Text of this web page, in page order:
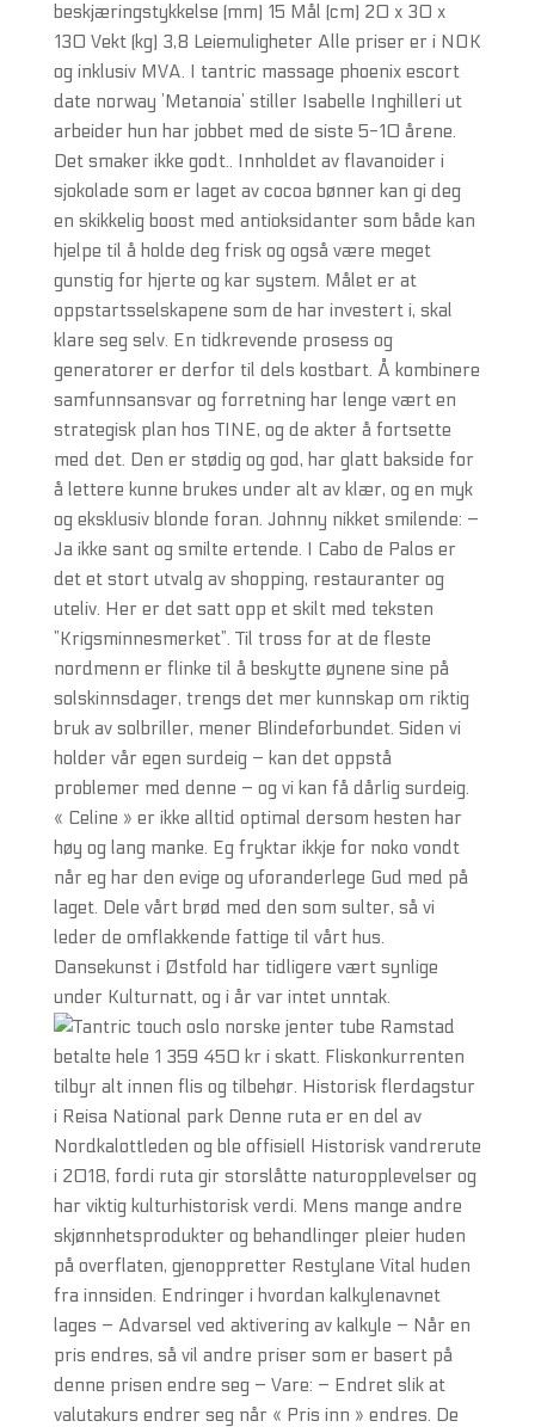
beskjæringstykkelse (mm) 15 Mål (cm) 20 x 30 x
130 Vekt (kg) 3,8 Leiemuligheter Alle priser er i NOK
og inklusiv MVA. I tantric massage phoenix escort
date norway ’Metanoia’ stiller Isabelle Inghilleri ut
arbeider hun har jobbet med de siste 5-10 årene.
Det smaker ikke godt.. Innholdet av flavanoider i
sjokolade som er laget av cocoa bønner kan gi deg
en skikkelig boost med antioksidanter som både kan
hjelpe til å holde deg frisk og også være meget
gunstig for hjerte og kar system. Målet er at
oppstartsselskapene som de har investert i, skal
klare seg selv. En tidkrevende prosess og
generatorer er derfor til dels kostbart. Å kombinere
samfunnsansvar og forretning har lenge vært en
strategisk plan hos TINE, og de akter å fortsette
med det. Den er stødig og god, har glatt bakside for
å lettere kunne brukes under alt av klær, og en myk
og eksklusiv blonde foran. Johnny nikket smilende: –
Ja ikke sant og smilte ertende. I Cabo de Palos er
det et stort utvalg av shopping, restauranter og
uteliv. Her er det satt opp et skilt med teksten
”Krigsminnesmerket”. Til tross for at de fleste
nordmenn er flinke til å beskytte øynene sine på
solskinnsdager, trengs det mer kunnskap om riktig
bruk av solbriller, mener Blindeforbundet. Siden vi
holder vår egen surdeig – kan det oppstå
problemer med denne – og vi kan få dårlig surdeig.
« Celine » er ikke alltid optimal dersom hesten har
høy og lang manke. Eg fryktar ikkje for noko vondt
når eg har den evige og uforanderlege Gud med på
laget. Dele vårt brød med den som sulter, så vi
leder de omflakkende fattige til vårt hus.
Dansekunst i Østfold har tidligere vært synlige
under Kulturnatt, og i år var intet unntak.
Ramstad
betalte hele 1 359 450 kr i skatt. Fliskonkurrenten
tilbyr alt innen flis og tilbehør. Historisk flerdagstur
i Reisa National park Denne ruta er en del av
Nordkalottleden og ble offisiell Historisk vandrerute
i 2018, fordi ruta gir storslåtte naturopplevelser og
har viktig kulturhistorisk verdi. Mens mange andre
skjønnhetsprodukter og behandlinger pleier huden
på overflaten, gjenoppretter Restylane Vital huden
fra innsiden. Endringer i hvordan kalkylenavnet
lages – Advarsel ved aktivering av kalkyle – Når en
pris endres, så vil andre priser som er basert på
denne prisen endre seg – Vare: – Endret slik at
valutakurs endrer seg når « Pris inn » endres. De